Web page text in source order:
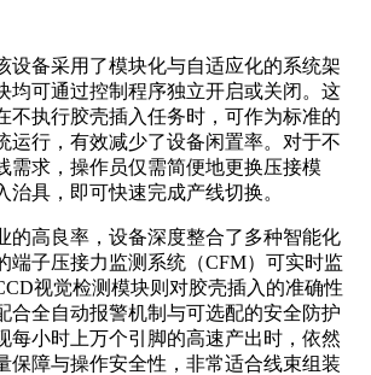
设备采用了模块化与自适应化的系统架
均可通过控制程序独立开启或关闭。这
不执行胶壳插入任务时，可作为标准的
运行，有效减少了设备闲置率。对于不
需求，操作员仅需简便地更换压接模
治具，即可快速完成产线切换。
的高良率，设备深度整合了多种智能化
端子压接力监测系统（CFM）可实时监
视觉检测模块则对胶壳插入的准确性
合全自动报警机制与可选配的安全防护
每小时上万个引脚的高速产出时，依然
保障与操作安全性，非常适合线束组装